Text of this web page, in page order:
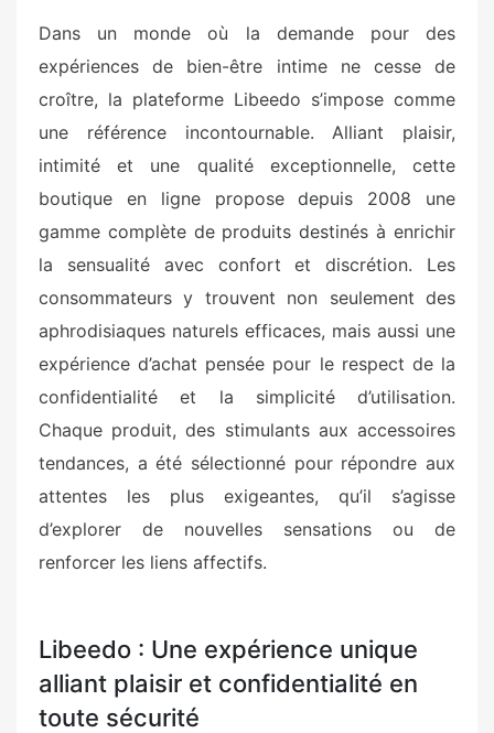
Dans un monde où la demande pour des
expériences de bien-être intime ne cesse de
croître, la plateforme Libeedo s’impose comme
une référence incontournable. Alliant plaisir,
intimité et une qualité exceptionnelle, cette
boutique en ligne propose depuis 2008 une
gamme complète de produits destinés à enrichir
la sensualité avec confort et discrétion. Les
consommateurs y trouvent non seulement des
aphrodisiaques naturels efficaces, mais aussi une
expérience d’achat pensée pour le respect de la
confidentialité et la simplicité d’utilisation.
Chaque produit, des stimulants aux accessoires
tendances, a été sélectionné pour répondre aux
attentes les plus exigeantes, qu’il s’agisse
d’explorer de nouvelles sensations ou de
renforcer les liens affectifs.
Libeedo : Une expérience unique
alliant plaisir et confidentialité en
toute sécurité